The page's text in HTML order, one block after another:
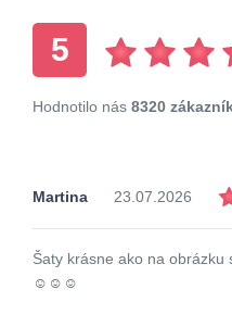
5
Hodnotilo nás 8320
Martina 23.07.2026
Šaty krásne ako na
☺️☺️☺️